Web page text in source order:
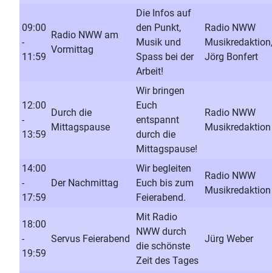
09:00
-
11:59
Radio NWW am
Vormittag
Die Infos auf
den Punkt,
Musik und
Spass bei der
Arbeit!
Radio NWW
Musikredaktion,
Jörg Bonfert
12:00
-
13:59
Durch die
Mittagspause
Wir bringen
Euch
entspannt
durch die
Mittagspause!
Radio NWW
Musikredaktion
14:00
-
17:59
Der Nachmittag
Wir begleiten
Euch bis zum
Feierabend.
Radio NWW
Musikredaktion
18:00
-
19:59
Servus Feierabend
Mit Radio
NWW durch
die schönste
Zeit des Tages
Jürg Weber